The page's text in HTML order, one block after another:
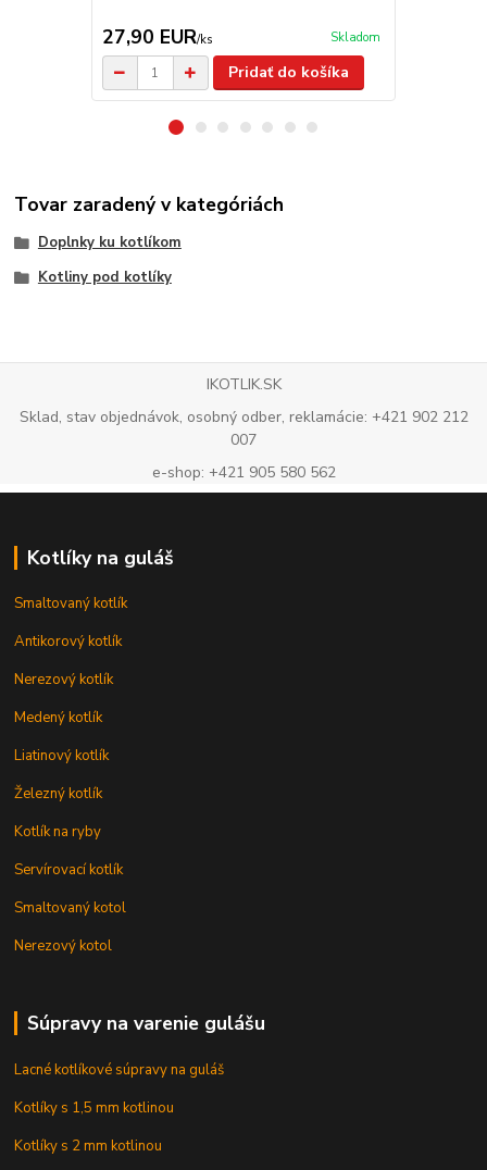
27,90 EUR/ks Skladom
Pridať do košíka
Tovar zaradený v kategóriách
Doplnky ku kotlíkom
Kotliny pod kotlíky
IKOTLIK.SK
Sklad, stav objednávok, osobný odber, reklamácie: +421 902 212
007
e-shop: +421 905 580 562
Kotlíky na guláš
Smaltovaný kotlík
Antikorový kotlík
Nerezový kotlík
Medený kotlík
Liatinový kotlík
Železný kotlík
Kotlík na ryby
Servírovací kotlík
Smaltovaný kotol
Nerezový kotol
Súpravy na varenie gulášu
Lacné kotlíkové súpravy na guláš
Kotlíky s 1,5 mm kotlinou
Kotlíky s 2 mm kotlinou